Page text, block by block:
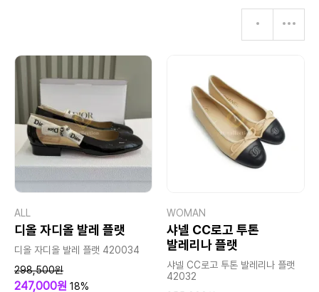
ALL
디올 자디올 발레 플랫
디올 자디올 발레 플랫 420034
298,500원
247,000원 18%
WOMAN
샤넬 CC로고 투톤
발레리나 플랫
샤넬 CC로고 투톤 발레리나 플랫
42032